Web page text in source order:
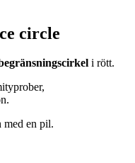
circle
i rött.
med en pil.